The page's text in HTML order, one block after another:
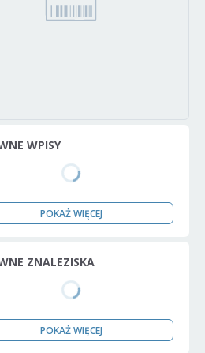
WPISY
POKAŻ WIĘCEJ
ZNALEZISKA
POKAŻ WIĘCEJ